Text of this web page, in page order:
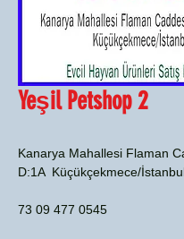
Yeşil Petshop 2
Kanarya Mahallesi Flaman
D:1A Küçükçekmece/
0545 477 09 73